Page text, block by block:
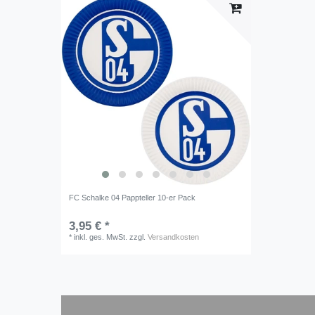
FC Schalke 04 Pappteller 10-er Pack
3,95 € *
*inkl. ges. MwSt. zzgl.Versandkosten